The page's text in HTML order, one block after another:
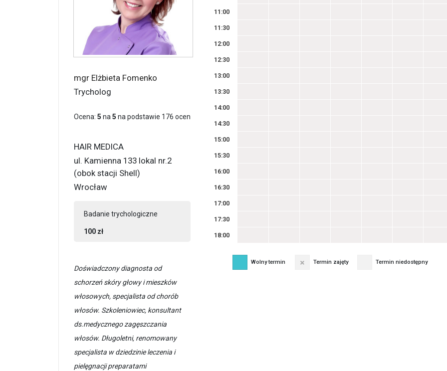
mgr Elżbieta Fomenko
Trycholog
Ocena: 5 na 5 na podstawie 176 ocen
HAIR MEDICA
ul. Kamienna 133 lokal nr.2
(obok stacji Shell)
Wrocław
Badanie trychologiczne
100 zł
Doświadczony diagnosta od
schorzeń skóry głowy i mieszków
włosowych, specjalista od chorób
włosów. Szkoleniowiec, konsultant
ds.medycznego zagęszczania
włosów. Długoletni, renomowany
specjalista w dziedzinie leczenia i
pielęgnacji preparatami
11:00
11:30
12:00
12:30
13:00
13:30
14:00
14:30
15:00
15:30
16:00
16:30
17:00
17:30
18:00
Wolny termin Termin zajęty Termin niedostępny